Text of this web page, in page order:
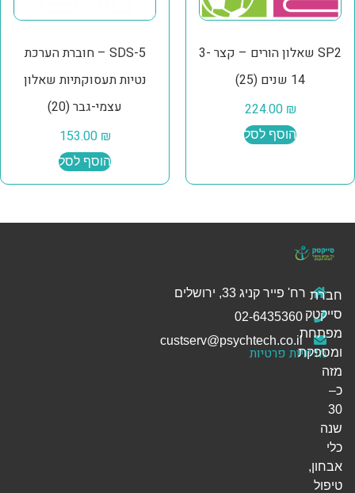
SP2 שאלון הורים – קצר 3-
14 שנים (25)
224.00 ₪
הוסף לסל
SDS-5 – חוברת הערכת
נטיות תעסוקתיות שאלון
עצמי-גבר (20)
153.00 ₪
הוסף לסל
רח' פייר קניג 33, ירושלים
מדיניות פרטיות
חברת
סייקטק
מפתחת
ומספקת
מזה
כ–
30
שנה
כלי
אבחון,
טיפול